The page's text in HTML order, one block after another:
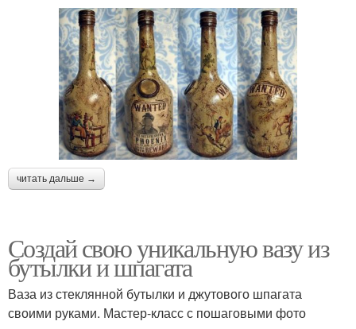
читать дальше →
Создай свою уникальную вазу из
бутылки и шпагата
Ваза из стеклянной бутылки и джутового шпагата
своими руками. Мастер-класс с пошаговыми фото